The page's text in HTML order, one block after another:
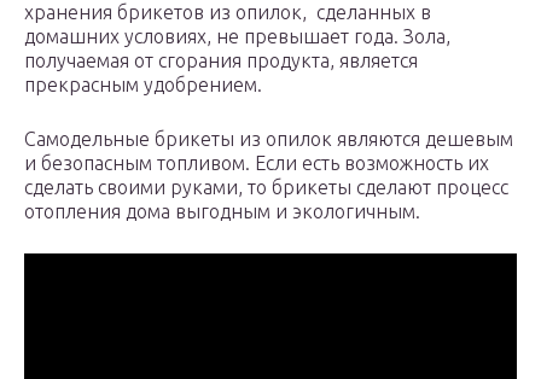
хранения брикетов из опилок, сделанных в
домашних условиях, не превышает года. Зола,
получаемая от сгорания продукта, является
прекрасным удобрением.
Самодельные брикеты из опилок являются дешевым
и безопасным топливом. Если есть возможность их
сделать своими руками, то брикеты сделают процесс
отопления дома выгодным и экологичным.